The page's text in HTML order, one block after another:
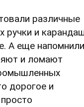
различные
ручки и
А еще
и ломают
дорогое и